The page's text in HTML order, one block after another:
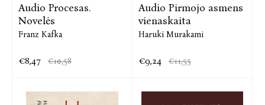
Audio Procesas.
Novelės
Franz Kafka
€8,47 €10,58
Audio Pirmojo asmens
vienaskaita
Haruki Murakami
€9,24 €11,55